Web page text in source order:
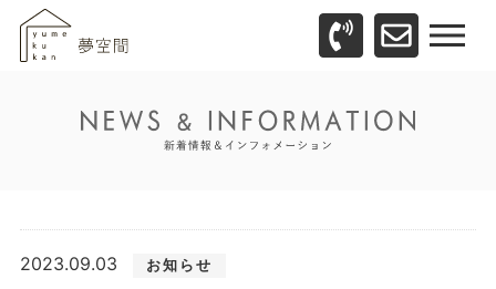
2023.09.03 お知らせ